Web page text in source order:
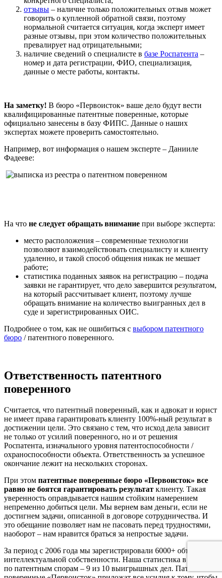
отзывы – наличие только положительных отзыв может
говорить о купленной обратной связи, поэтому
нормальной считается ситуация, когда эксперт имеет
разные отзывы, при этом количество положительных
превалирует над отрицательными;
наличие сведений о специалисте в базе Роспатента –
номер и дата регистрации, ФИО, специализация,
данные о месте работы, контакты.
На заметку! В бюро «Первоисток» ваше дело будут вести
квалифицированные патентные поверенные, которые
официально занесены в базу ФИПС. Данные о наших
экспертах можете проверить самостоятельно.
Например, вот информация о нашем эксперте – Данииле
Фадееве:
На что не следует обращать внимание при выборе эксперта:
место расположения – современные технологии
позволяют взаимодействовать специалисту и клиенту
удаленно, и такой способ общения никак не мешает
работе;
статистика поданных заявок на регистрацию – подача
заявки не гарантирует, что дело завершится результатом,
на который рассчитывает клиент, поэтому лучше
обращать внимание на количество выигранных дел в
суде и зарегистрированных ОИС.
Подробнее о том, как не ошибиться с выбором патентного
бюро / патентного поверенного.
Ответственность патентного
поверенного
Считается, что патентный поверенный, как и адвокат и юрист
не имеет права гарантировать клиенту 100%-ный результат в
достижении цели. Это связано с тем, что исход дела зависит
не только от усилий поверенного, но и от решения
Роспатента, изначального уровня патентоспособности /
охраноспособности объекта. Ответственность за успешное
окончание лежит на нескольких сторонах.
При этом патентные поверенные бюро «Первоисток» все
равно не боятся гарантировать результат клиенту. Такая
уверенность оправдывается нашим стойким намерением
непременно добиться цели. Мы вернем вам деньги, если не
достигнем задачи, описанной в договоре сотрудничества. И
это обещание позволяет нам не пасовать перед трудностями,
наоборот – нам нравится браться за непростые задачи.
За период с 2006 года мы зарегистрировали 6000+ объектов
интеллектуальной собственности. Наша статистика в палате
по патентным спорам – 9 из 10 выигрышных дел. Патентные